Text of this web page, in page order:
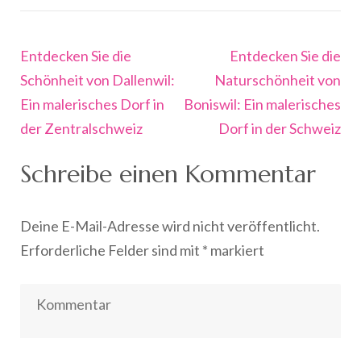
Beitragsnavigation
Entdecken Sie die
Schönheit von Dallenwil:
Ein malerisches Dorf in
der Zentralschweiz
Entdecken Sie die
Naturschönheit von
Boniswil: Ein malerisches
Dorf in der Schweiz
Schreibe einen Kommentar
Deine E-Mail-Adresse wird nicht veröffentlicht.
Erforderliche Felder sind mit * markiert